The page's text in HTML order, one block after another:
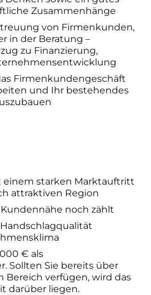
Zusammenhänge
von Firmenkunden,
in der Beratung –
zu Finanzierung,
Firmenkundengeschäft
und Ihr bestehendes
einem starken Marktauftritt
attraktiven Region
noch zählt
€ als
Sollten Sie bereits über
Bereich verfügen, wird das
darüber liegen.